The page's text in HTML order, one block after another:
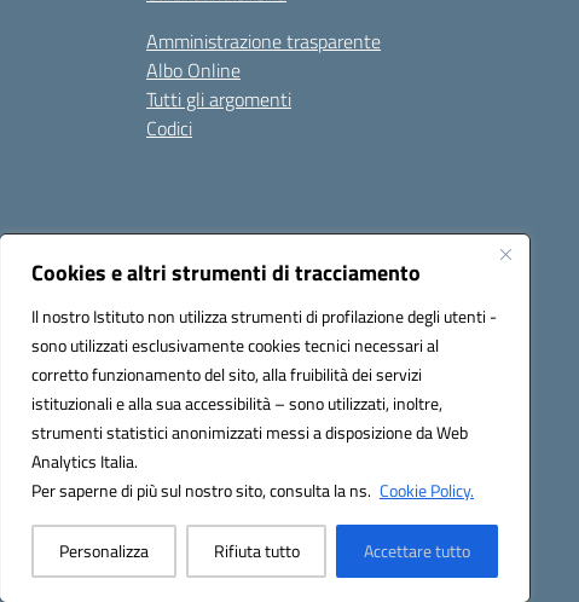
Cookies e altri strumenti di tracciamento
Il nostro Istituto non utilizza strumenti di profilazione degli utenti -
sono utilizzati esclusivamente cookies tecnici necessari al
corretto funzionamento del sito, alla fruibilità dei servizi
istituzionali e alla sua accessibilità – sono utilizzati, inoltre,
strumenti statistici anonimizzati messi a disposizione da Web
Analytics Italia.
Per saperne di più sul nostro sito, consulta la ns. Cookie Policy.
Personalizza Rifiuta tutto Accettare tutto
Amministrazione trasparente
Albo Online
Tutti gli argomenti
Codici
Seguici su: